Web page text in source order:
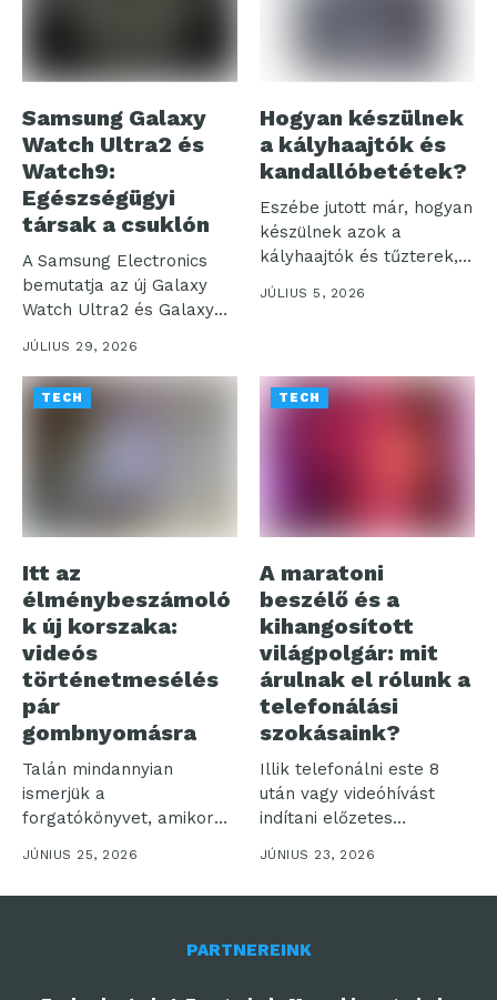
Samsung Galaxy
Watch Ultra2 és
Watch9:
Egészségügyi
társak a csuklón
A Samsung Electronics
bemutatja az új Galaxy
Watch Ultra2 és Galaxy
Watch9...
JÚLIUS 29, 2026
Hogyan készülnek
a kályhaajtók és
kandallóbetétek?
Eszébe jutott már, hogyan
készülnek azok a
kályhaajtók és tűzterek,
amelyek otthonaink...
JÚLIUS 5, 2026
TECH
Itt az
élménybeszámoló
k új korszaka:
videós
történetmesélés
pár
gombnyomásra
Talán mindannyian
ismerjük a
forgatókönyvet, amikor
egy felejthetetlen
utazásról hazatérve több
száz...
JÚNIUS 25, 2026
TECH
A maratoni
beszélő és a
kihangosított
világpolgár: mit
árulnak el rólunk a
telefonálási
szokásaink?
Illik telefonálni este 8
után vagy videóhívást
indítani előzetes
bejelentés nélkül? Bár...
JÚNIUS 23, 2026
PARTNEREINK